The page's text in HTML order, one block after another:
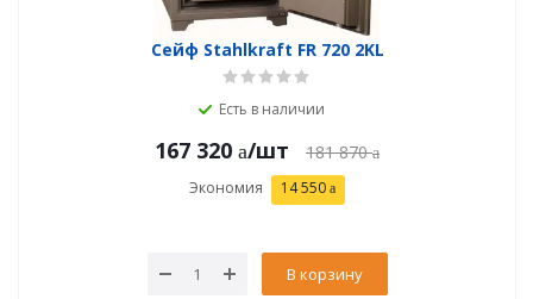
Сейф Stahlkraft FR 720 2KL
Есть в наличии
167 320 /шт 181 870
Экономия 14 550
В корзину